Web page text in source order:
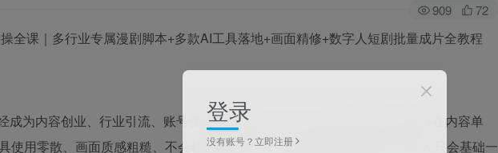
909 72
成为内容创业、行业引流、账号变现的黄金赛道，但绝大多数创作者普遍存在内容单
使用零散、画面质感粗糙、不会精细化修图、无法批量成片等问题。多数人只会基础一
登录
没有账号？立即注册